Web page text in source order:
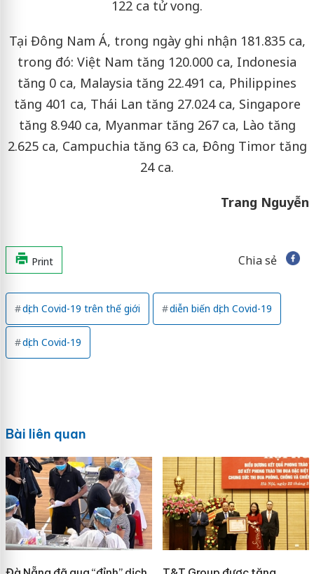
122 ca tử vong.
Tại Đông Nam Á, trong ngày ghi nhận 181.835 ca,
trong đó: Việt Nam tăng 120.000 ca, Indonesia
tăng 0 ca, Malaysia tăng 22.491 ca, Philippines
tăng 401 ca, Thái Lan tăng 27.024 ca, Singapore
tăng 8.940 ca, Myanmar tăng 267 ca, Lào tăng
2.625 ca, Campuchia tăng 63 ca, Đông Timor tăng
24 ca.
Trang Nguyễn
Print Chia sẻ
dịch Covid-19 trên thế giới diễn biến dịch Covid-19
dịch Covid-19
Bài liên quan